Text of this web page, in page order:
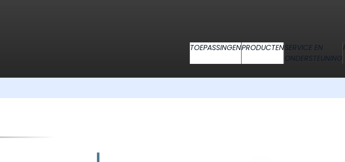
TOEPASSINGENPRODUCTENSERVICE EN
ONDERSTEUNING